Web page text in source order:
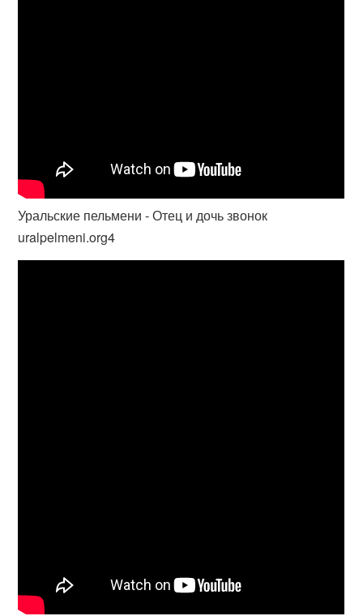
Уральские пельмени - Отец и дочь звонок
uralpelmeni.org4